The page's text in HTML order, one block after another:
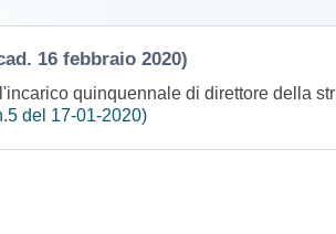
16 febbraio 2020)
quinquennale di direttore della
del 17-01-2020)